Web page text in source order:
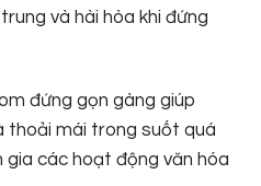
và hài hòa khi đứng
đứng gọn gàng giúp
thoải mái trong suốt quá
các hoạt động văn hóa